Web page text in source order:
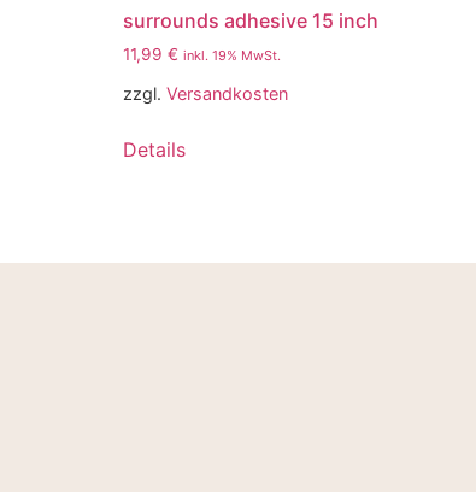
surrounds adhesive 15 inch
11,99 € inkl. 19% MwSt.
zzgl. Versandkosten
Details